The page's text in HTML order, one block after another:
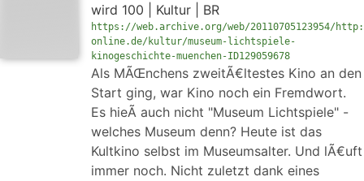
wird 100 | Kultur | BR
https://web.archive.org/web/20110705123954/
online.de/kultur/museum-lichtspiele-
kinogeschichte-muenchen-ID129059678
Als MÃŒnchens zweitÃ€ltestes Kino an den
Start ging, war Kino noch ein Fremdwort.
Es hieÃ auch nicht "Museum Lichtspiele" -
welches Museum denn? Heute ist das
Kultkino selbst im Museumsalter. Und lÃ€uft
immer noch. Nicht zuletzt dank eines